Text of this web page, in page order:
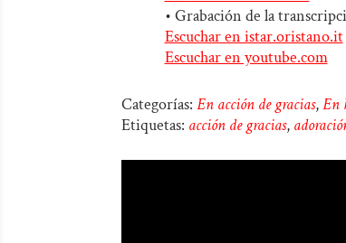
• Grabación de la
Escuchar en istar.oristano.it
Escuchar en youtube.com
Categorías:En acción de gracias,En
Etiquetas: acción de gracias,